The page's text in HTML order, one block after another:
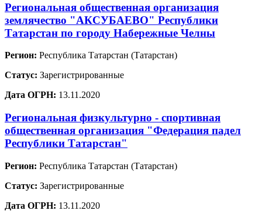
Региональная общественная организация
землячество "АКСУБАЕВО" Республики
Татарстан по городу Набережные Челны
Регион: Республика Татарстан (Татарстан)
Статус: Зарегистрированные
Дата ОГРН: 13.11.2020
Региональная физкультурно - спортивная
общественная организация "Федерация падел
Республики Татарстан"
Регион: Республика Татарстан (Татарстан)
Статус: Зарегистрированные
Дата ОГРН: 13.11.2020